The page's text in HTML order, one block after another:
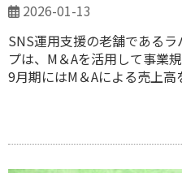
2026-01-13
SNS運用支援の老舗である
プは、M＆Aを活用して事業
9月期にはM＆Aによる売上高